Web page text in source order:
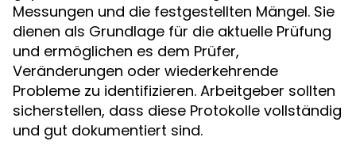
Messungen und die festgestellten Mängel. Sie
dienen als Grundlage für die aktuelle Prüfung
und ermöglichen es dem Prüfer,
Veränderungen oder wiederkehrende
Probleme zu identifizieren. Arbeitgeber sollten
sicherstellen, dass diese Protokolle vollständig
und gut dokumentiert sind.